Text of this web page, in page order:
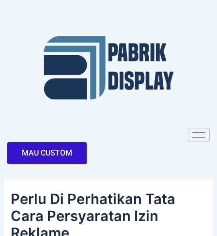
MAU CUSTOM
Perlu Di Perhatikan Tata
Cara Persyaratan Izin